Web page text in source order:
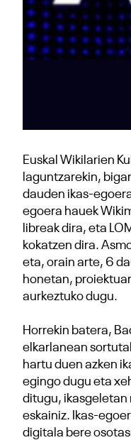
Euskal Wikilarien
laguntzarekin,
dauden ikas-
egoera hauek
libreak dira, eta
kokatzen dira.
eta, orain arte, 6
honetan,
aurkeztuko dugu.
Horrekin batera,
elkarlanean
hartu duen azken
egingo dugu eta
ditugu, ikasgeletan
eskainiz. Ikas-
digitala bere